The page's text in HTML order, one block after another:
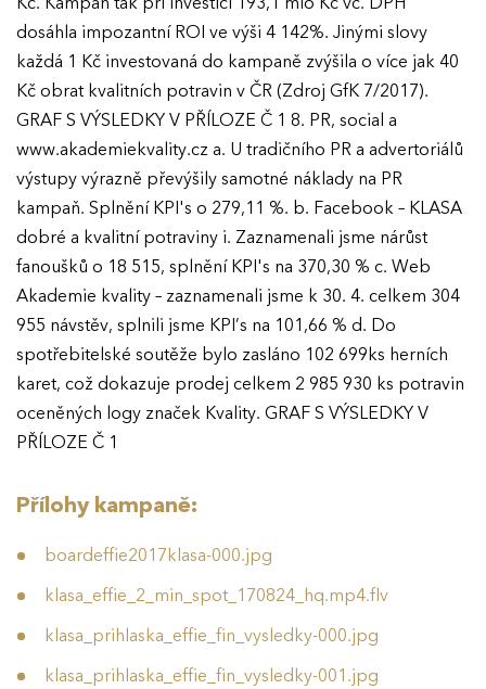
dosáhla impozantní ROI ve výši 4 142%. Jinými slovy
každá 1 Kč investovaná do kampaně zvýšila o více jak 40
Kč obrat kvalitních potravin v ČR (Zdroj GfK 7/2017).
GRAF S VÝSLEDKY V PŘÍLOZE Č 1 8. PR, social a
www.akademiekvality.cz a. U tradičního PR a advertoriálů
výstupy výrazně převýšily samotné náklady na PR
kampaň. Splnění KPI's o 279,11 %. b. Facebook – KLASA
dobré a kvalitní potraviny i. Zaznamenali jsme nárůst
fanoušků o 18 515, splnění KPI's na 370,30 % c. Web
Akademie kvality – zaznamenali jsme k 30. 4. celkem 304
955 návstěv, splnili jsme KPI’s na 101,66 % d. Do
spotřebitelské soutěže bylo zasláno 102 699ks herních
karet, což dokazuje prodej celkem 2 985 930 ks potravin
oceněných logy značek Kvality. GRAF S VÝSLEDKY V
PŘÍLOZE Č 1
Přílohy kampaně:
boardeffie2017klasa-000.jpg
klasa_effie_2_min_spot_170824_hq.mp4.flv
klasa_prihlaska_effie_fin_vysledky-000.jpg
klasa_prihlaska_effie_fin_vysledky-001.jpg